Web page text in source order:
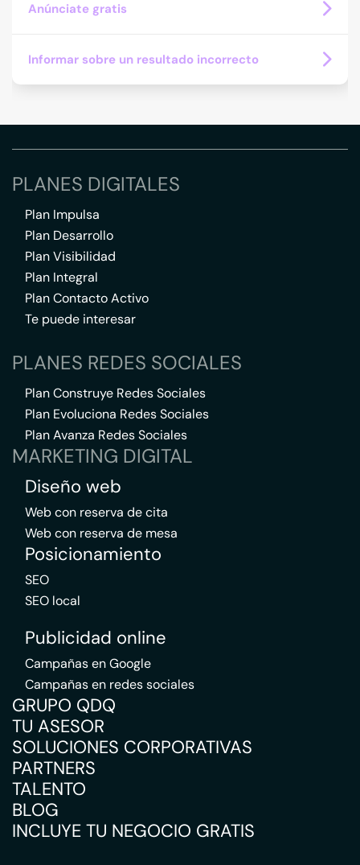
Anúnciate gratis
Informar sobre un resultado incorrecto
PLANES DIGITALES
Plan Impulsa
Plan Desarrollo
Plan Visibilidad
Plan Integral
Plan Contacto Activo
Te puede interesar
PLANES REDES SOCIALES
Plan Construye Redes Sociales
Plan Evoluciona Redes Sociales
Plan Avanza Redes Sociales
MARKETING DIGITAL
Diseño web
Web con reserva de cita
Web con reserva de mesa
Posicionamiento
SEO
SEO local
Publicidad online
Campañas en Google
Campañas en redes sociales
GRUPO QDQ
TU ASESOR
SOLUCIONES CORPORATIVAS
PARTNERS
TALENTO
BLOG
INCLUYE TU NEGOCIO GRATIS